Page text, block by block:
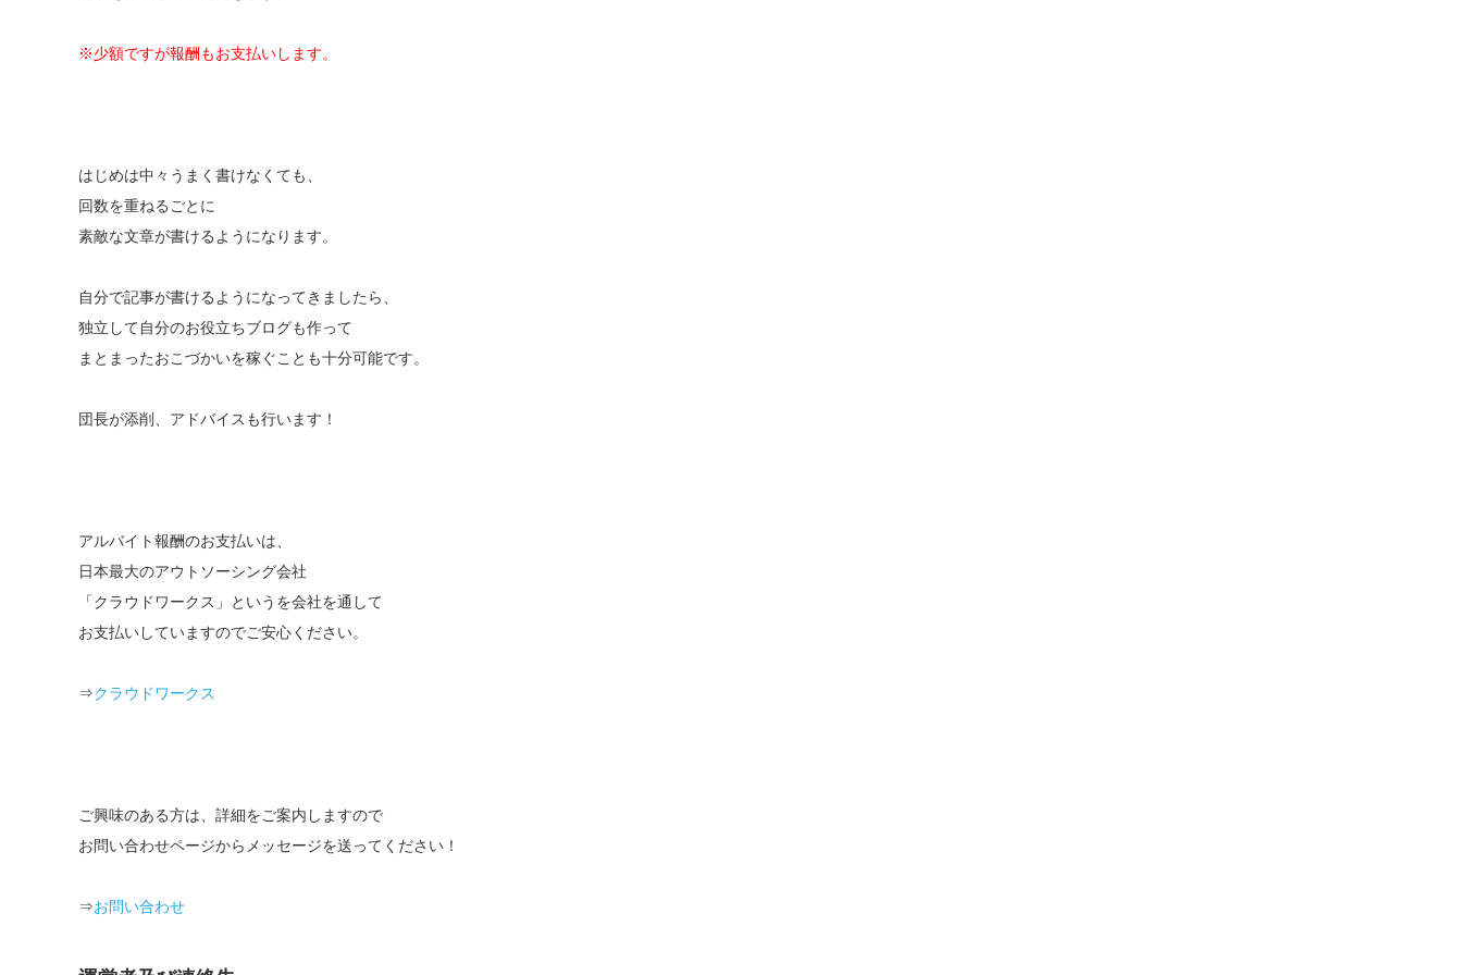
※少額ですが報酬もお支払いします。
はじめは中々うまく書けなくても、
回数を重ねるごとに
素敵な文章が書けるようになります。
自分で記事が書けるようになってきましたら、
独立して自分のお役立ちブログも作って
まとまったおこづかいを稼ぐことも十分可能です。
団長が添削、アドバイスも行います！
アルバイト報酬のお支払いは、
日本最大のアウトソーシング会社
「クラウドワークス」というを会社を通して
お支払いしていますのでご安心ください。
⇒クラウドワークス
ご興味のある方は、詳細をご案内しますので
お問い合わせページからメッセージを送ってください！
⇒お問い合わせ